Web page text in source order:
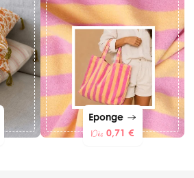
Eponge
Dès 0,71 €